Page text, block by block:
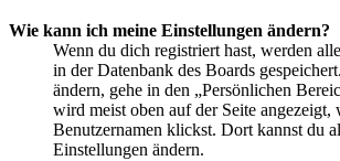
Wie kann ich meine Einstellungen ändern?
Wenn du dich registriert hast, werden
in der Datenbank des Boards
ändern, gehe in den „Persönlichen
wird meist oben auf der Seite angezeigt,
Benutzernamen klickst. Dort kannst du
Einstellungen ändern.